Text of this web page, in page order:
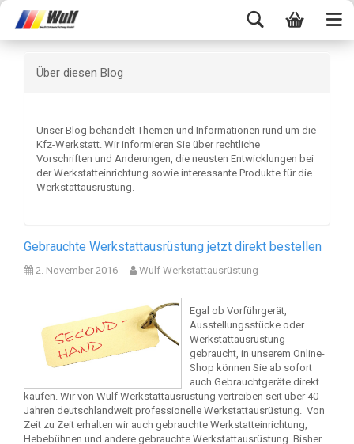
Über diesen Blog
Unser Blog behandelt Themen und Informationen rund um die
Kfz-Werkstatt. Wir informieren Sie über rechtliche
Vorschriften und Änderungen, die neusten Entwicklungen bei
der Werkstatteinrichtung sowie interessante Produkte für die
Werkstattausrüstung.
Gebrauchte Werkstattausrüstung jetzt direkt bestellen
2. November 2016 Wulf Werkstattausrüstung
Egal ob Vorführgerät,
Ausstellungsstücke oder
Werkstattausrüstung
gebraucht, in unserem Online-
Shop können Sie ab sofort
auch Gebrauchtgeräte direkt
kaufen. Wir von Wulf Werkstattausrüstung vertreiben seit über 40
Jahren deutschlandweit professionelle Werkstattausrüstung. Von
Zeit zu Zeit erhalten wir auch gebrauchte Werkstatteinrichtung,
Hebebühnen und andere gebrauchte Werkstattausrüstung. Bisher